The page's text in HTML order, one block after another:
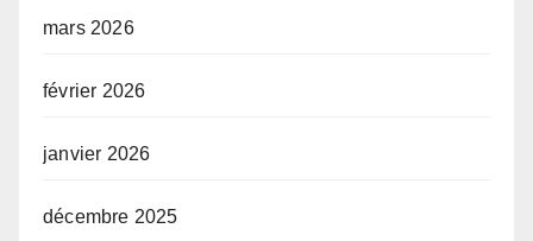
mars 2026
février 2026
janvier 2026
décembre 2025